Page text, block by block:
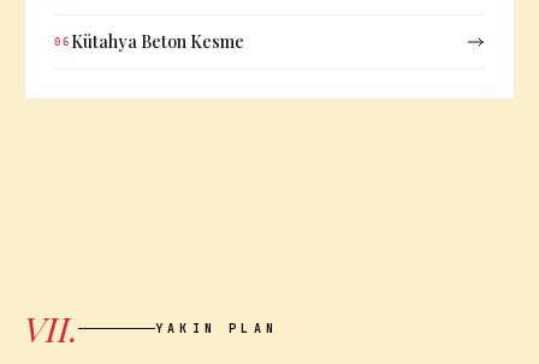
06 Kütahya Beton Kesme
VII. YAKIN PLAN